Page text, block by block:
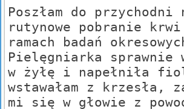
Poszłam do przychodni
rutynowe pobranie krwi
ramach badań
Pielęgniarka sprawnie
w żyłę i napełniła
wstawałam z krzesła,
mi się w głowie z